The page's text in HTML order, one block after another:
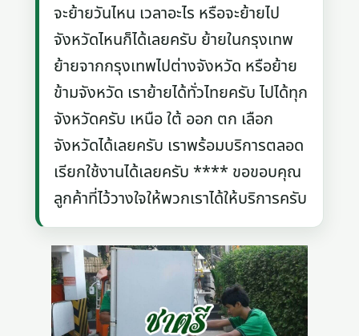
จะย้ายวันไหน เวลาอะไร หรือจะย้ายไป
จังหวัดไหนก็ได้เลยครับ ย้ายในกรุงเทพ
ย้ายจากกรุงเทพไปต่างจังหวัด หรือย้าย
ข้ามจังหวัด เราย้ายได้ทั่วไทยครับ ไปได้ทุก
จังหวัดครับ เหนือ ใต้ ออก ตก เลือก
จังหวัดได้เลยครับ เราพร้อมบริการตลอด
เรียกใช้งานได้เลยครับ **** ขอขอบคุณ
ลูกค้าที่ไว้วางใจให้พวกเราได้ให้บริการครับ